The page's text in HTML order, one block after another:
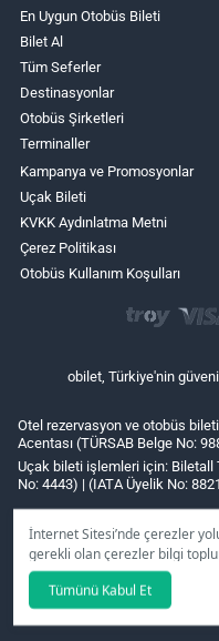
İnternet Sitesi’nde çerezler
gerekli olan çerezler bilgi
kullanılmaktadır. Tercihleriniz
kişiselleştirilmiş çerezleri ve
tıklamanız halinde
Tümünü Kabul Et
En Uygun Otobüs Bileti
Bilet Al
Tüm Seferler
Destinasyonlar
Otobüs Şirketleri
Terminaller
Kampanya ve Promosyonlar
Uçak Bileti
KVKK Aydınlatma Metni
Çerez Politikası
Otobüs Kullanım Koşulları
obilet, Türkiye'nin
Otel rezervasyon ve otobüs
Acentası (TÜRSAB Belge No:
Uçak bileti işlemleri için: Biletall
No: 4443) | (IATA Üyelik No: